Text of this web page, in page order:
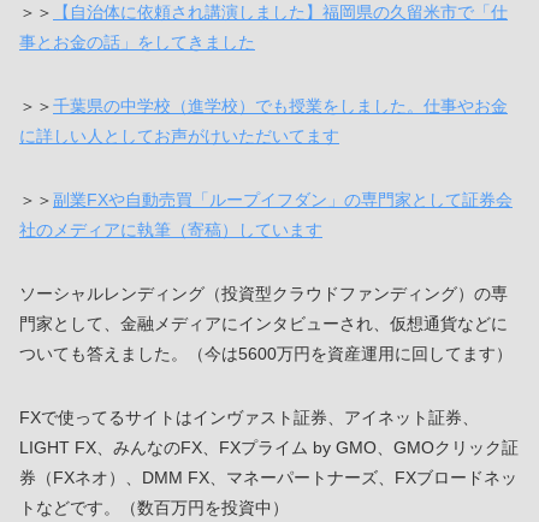
＞＞
【自治体に依頼され講演しました】福岡県の久留米市で「仕
事とお金の話」をしてきました
＞＞千葉県の中学校（進学校）でも授業をしました。仕事やお金
に詳しい人としてお声がけいただいてます
＞＞副業FXや自動売買「ループイフダン」の専門家として証券会
社のメディアに執筆（寄稿）しています
ソーシャルレンディング（投資型クラウドファンディング）の専
門家として、金融メディアにインタビューされ、仮想通貨などに
ついても答えました。（今は5600万円を資産運用に回してます）
FXで使ってるサイトはインヴァスト証券、アイネット証券、
LIGHT FX、みんなのFX、FXプライム by GMO、GMOクリック証
券（FXネオ）、DMM FX、マネーパートナーズ、FXブロードネッ
トなどです。（数百万円を投資中）